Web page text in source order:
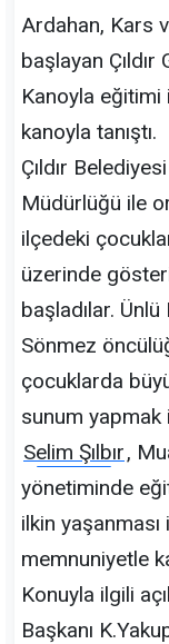
Ardahan, Kars
başlayan
Kanoyla
kanoyla tanıştı.
Çıldır
Müdürlüğü ile
ilçedeki
üzerinde
başladılar.
Sönmez
çocuklarda
sunum
Selim Şılbır,
yönetiminde
ilkin yaşanması
memnuniyetle
Konuyla ilgili
Başkanı